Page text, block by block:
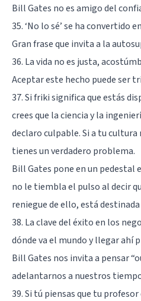
Bill Gates no es amigo del
35. ‘No lo sé’ se ha convertido
Gran frase que invita a la
36. La vida no es justa,
Aceptar este hecho puede ser
37. Si friki significa que estás
crees que la ciencia y la
declaro culpable. Si a tu
tienes un verdadero problema.
Bill Gates pone en un
no le tiembla el pulso al decir
reniegue de ello, está destinada
38. La clave del éxito en los
dónde va el mundo y llegar ahí
Bill Gates nos invita a pensar
adelantarnos a nuestros
39. Si tú piensas que tu